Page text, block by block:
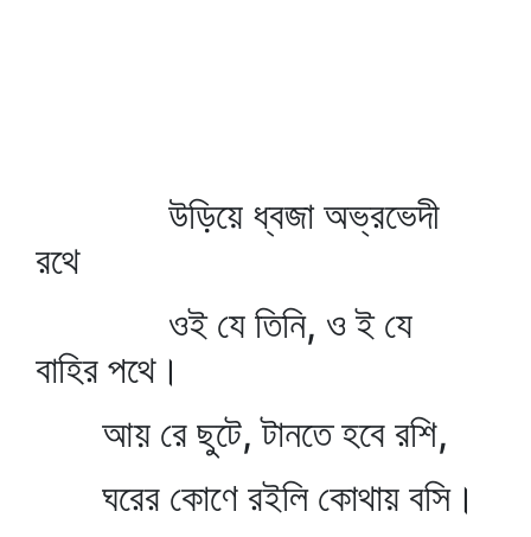
উড়িয়ে ধ্বজা অভ্রভেদী
রথে
ওই যে তিনি, ও ই যে
বাহির পথে।
আয় রে ছুটে, টানতে হবে রশি,
ঘরের কোণে রইলি কোথায় বসি।